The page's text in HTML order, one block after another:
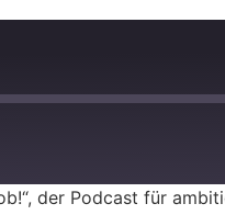
der Podcast für